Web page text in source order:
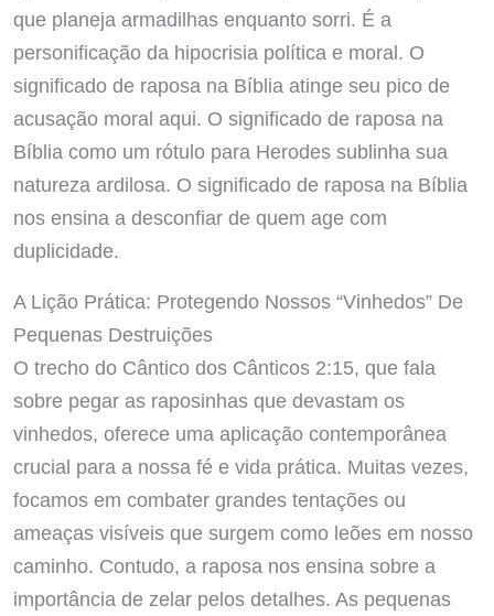
que planeja armadilhas enquanto sorri. É a
personificação da hipocrisia política e moral. O
significado de raposa na Bíblia atinge seu pico de
acusação moral aqui. O significado de raposa na
Bíblia como um rótulo para Herodes sublinha sua
natureza ardilosa. O significado de raposa na Bíblia
nos ensina a desconfiar de quem age com
duplicidade.
A Lição Prática: Protegendo Nossos “Vinhedos” De
Pequenas Destruições
O trecho do Cântico dos Cânticos 2:15, que fala
sobre pegar as raposinhas que devastam os
vinhedos, oferece uma aplicação contemporânea
crucial para a nossa fé e vida prática. Muitas vezes,
focamos em combater grandes tentações ou
ameaças visíveis que surgem como leões em nosso
caminho. Contudo, a raposa nos ensina sobre a
importância de zelar pelos detalhes. As pequenas